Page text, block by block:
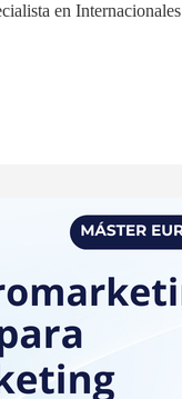
en Internacionales